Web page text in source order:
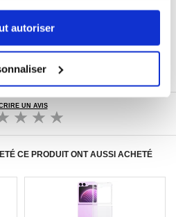
autoriser
UN AVIS
CE PRODUIT ONT AUSSI ACHETÉ